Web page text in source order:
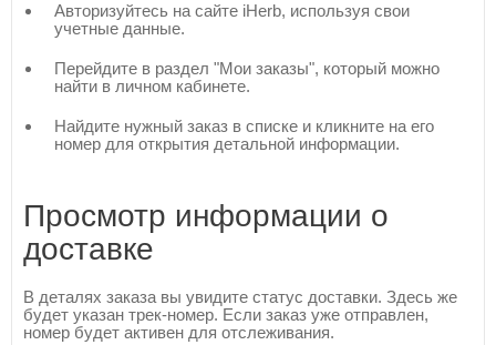
Авторизуйтесь на сайте iHerb, используя свои
учетные данные.
Перейдите в раздел "Мои заказы", который можно
найти в личном кабинете.
Найдите нужный заказ в списке и кликните на его
номер для открытия детальной информации.
Просмотр информации о
доставке
В деталях заказа вы увидите статус доставки. Здесь же
будет указан трек-номер. Если заказ уже отправлен,
номер будет активен для отслеживания.